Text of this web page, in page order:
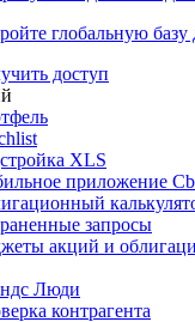
глобальную
доступ
XLS
приложение
запросы
акций и
Люди
контрагента